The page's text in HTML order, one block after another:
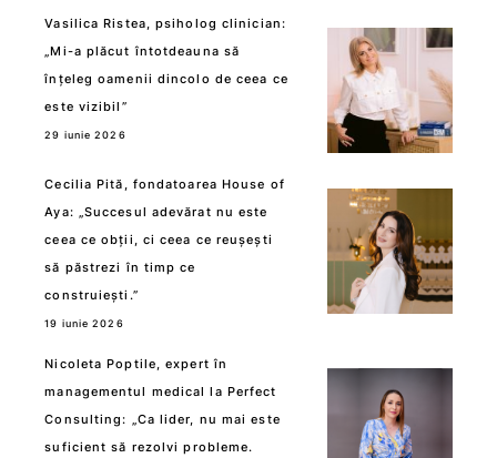
Vasilica Ristea, psiholog clinician:
„Mi-a plăcut întotdeauna să
înțeleg oamenii dincolo de ceea ce
este vizibil”
29 iunie 2026
Cecilia Pită, fondatoarea House of
Aya: „Succesul adevărat nu este
ceea ce obții, ci ceea ce reușești
să păstrezi în timp ce
construiești.”
19 iunie 2026
Nicoleta Poptile, expert în
managementul medical la Perfect
Consulting: „Ca lider, nu mai este
suficient să rezolvi probleme.